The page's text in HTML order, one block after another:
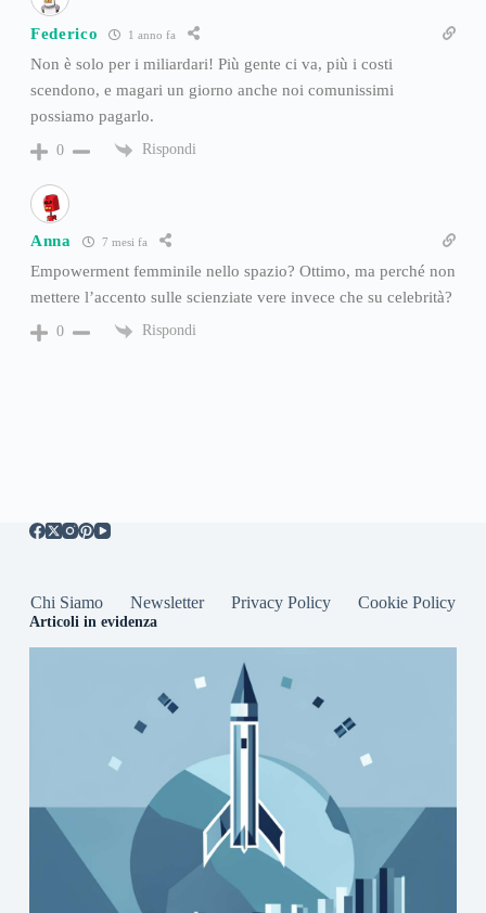
Federico 1 anno fa
Non è solo per i miliardari! Più gente ci va, più i costi
scendono, e magari un giorno anche noi comunissimi
possiamo pagarlo.
0 Rispondi
Anna 7 mesi fa
Empowerment femminile nello spazio? Ottimo, ma perché non
mettere l’accento sulle scienziate vere invece che su celebrità?
0 Rispondi
Chi Siamo Newsletter Privacy Policy Cookie Policy
Articoli in evidenza